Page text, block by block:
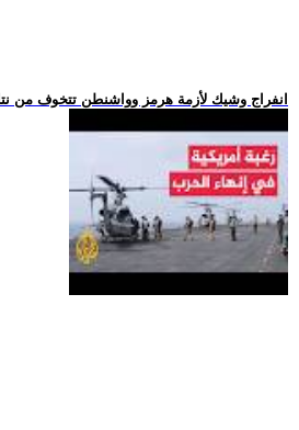
.. انفراج وشيك لأزمة هرمز وواشنطن تتخوف من